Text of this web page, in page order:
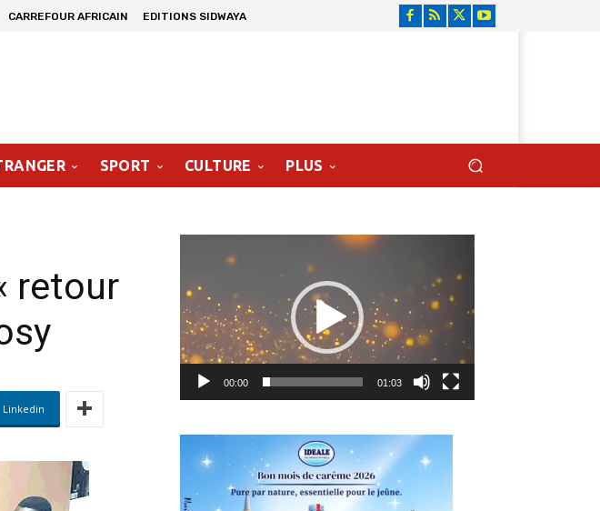
CARREFOUR AFRICAIN EDITIONS SIDWAYA
SPORT CULTURE PLUS
retour
Linkedin
00:00 01:03